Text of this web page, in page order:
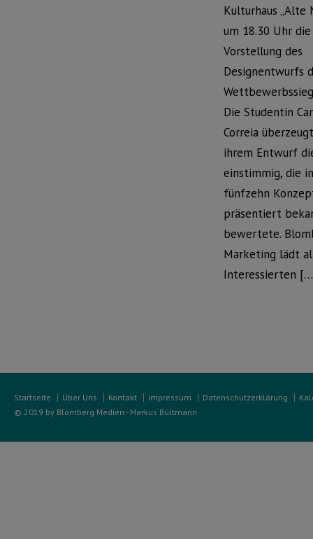
Kulturhaus „Alte
um 18.30 Uhr die
Vorstellung des
Designentwurfs
Die Studentin
Correia
ihrem Entwurf
einstimmig, die
fünfzehn
präsentiert
bewertete.
Marketing lädt
Interessierten
Startseite Über Uns Kontakt Impressum Datenschutzerklärung
© 2019 by Blomberg Medien - Markus Bültmann